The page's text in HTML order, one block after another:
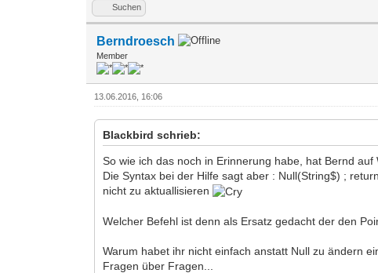
Suchen
Berndroesch
Member
13.06.2016, 16:06
Blackbird schrieb:
So wie ich das noch in Erinnerung habe, hat Bernd
Die Syntax bei der Hilfe sagt aber : Null(String$) ;
nicht zu aktuallisieren
Welcher Befehl ist denn als Ersatz gedacht der den
Warum habet ihr nicht einfach anstatt Null zu ändern
Fragen über Fragen...